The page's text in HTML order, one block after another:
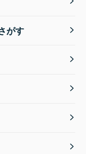
がす